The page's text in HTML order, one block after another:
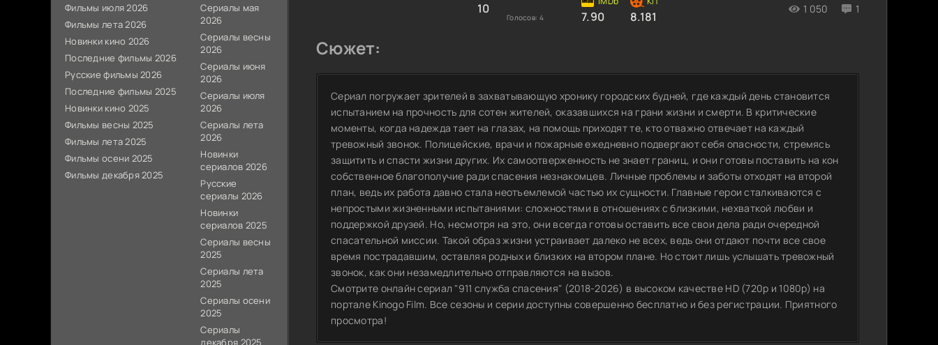
10
Голосов: 4 7.90 8.181
1 050 1
Сюжет:
Сериал погружает зрителей в захватывающую хронику городских будней, где каждый день становится
испытанием на прочность для сотен жителей, оказавшихся на грани жизни и смерти. В критические
моменты, когда надежда тает на глазах, на помощь приходят те, кто отважно отвечает на каждый
тревожный звонок. Полицейские, врачи и пожарные ежедневно подвергают себя опасности, стремясь
защитить и спасти жизни других. Их самоотверженность не знает границ, и они готовы поставить на кон
собственное благополучие ради спасения незнакомцев. Личные проблемы и заботы отходят на второй
план, ведь их работа давно стала неотъемлемой частью их сущности. Главные герои сталкиваются с
непростыми жизненными испытаниями: сложностями в отношениях с близкими, нехваткой любви и
поддержкой друзей. Но, несмотря на это, они всегда готовы оставить все свои дела ради очередной
спасательной миссии. Такой образ жизни устраивает далеко не всех, ведь они отдают почти все свое
время пострадавшим, оставляя родных и близких на втором плане. Но стоит лишь услышать тревожный
звонок, как они незамедлительно отправляются на вызов.
Смотрите онлайн сериал "911 служба спасения" (2018-2026) в высоком качестве HD (720p и 1080p) на
портале Kinogo Film. Все сезоны и серии доступны совершенно бесплатно и без регистрации. Приятного
просмотра!
Фильмы июля 2026
Фильмы лета 2026
Новинки кино 2026
Последние фильмы 2026
Русские фильмы 2026
Последние фильмы 2025
Новинки кино 2025
Фильмы весны 2025
Фильмы лета 2025
Фильмы осени 2025
Фильмы декабря 2025
Сериалы мая
2026
Сериалы весны
2026
Сериалы июня
2026
Сериалы июля
2026
Сериалы лета
2026
Новинки
сериалов 2026
Русские
сериалы 2026
Новинки
сериалов 2025
Сериалы весны
2025
Сериалы лета
2025
Сериалы осени
2025
Сериалы
декабря 2025